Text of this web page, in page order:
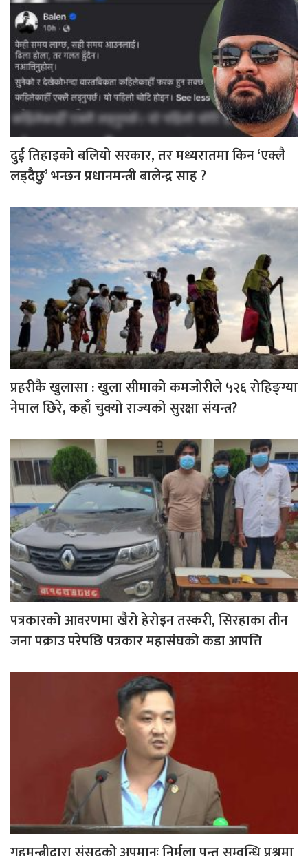
दुई तिहाइको बलियो सरकार, तर मध्यरातमा किन ‘एक्लै
लड्दैछु’ भन्छन प्रधानमन्त्री बालेन्द्र साह ?
प्रहरीकै खुलासा : खुला सीमाको कमजोरीले ५२६ रोहिङ्ग्या
नेपाल छिरे, कहाँ चुक्यो राज्यको सुरक्षा संयन्त्र?
पत्रकारको आवरणमा खैरो हेरोइन तस्करी, सिरहाका तीन
जना पक्राउ परेपछि पत्रकार महासंघको कडा आपत्ति